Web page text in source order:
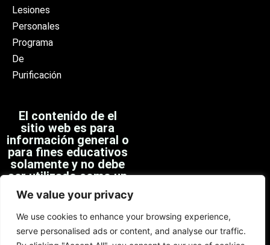
We value your privacy
We use cookies to enhance your browsing experience,
serve personalised ads or content, and analyse our traffic.
Lesiones
Personales
Programa
De
Purificación
El contenido de el
sitio web es para
información general o
para fines educativos
solamente y no debe
ser utilizado como un
sustituto para el
consejo médico
profesional,
diagnóstico o
tratamiento.